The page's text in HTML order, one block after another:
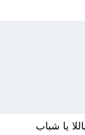
يا شباب